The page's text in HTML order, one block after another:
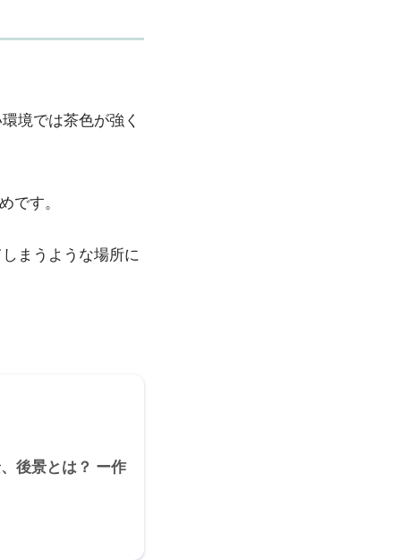
境では茶色が強く
です。
まうような場所に
後景とは？ ー作